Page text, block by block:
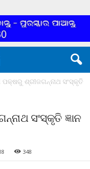
ପକ୍ଷରୁ ଶ୍ରୀଜଗନ୍ନାଥ ସଂସ୍କୃତି
ସଂସ୍କୃତି ଜ୍ଞାନ
348